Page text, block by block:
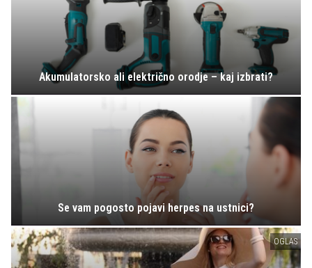
Akumulatorsko ali električno orodje – kaj izbrati?
Se vam pogosto pojavi herpes na ustnici?
OGLAS